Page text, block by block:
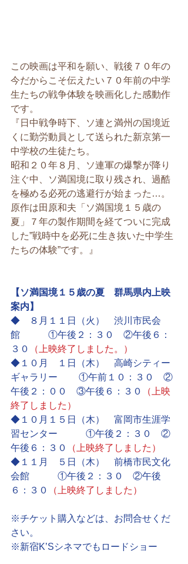
この映画は平和を願い、戦後７０年の
今だからこそ伝えたい７０年前の中学
生たちの戦争体験を映画化した感動作
です。
『日中戦争時下、ソ連と満州の国境近
くに勤労動員として送られた新京第一
中学校の生徒たち。
昭和２０年８月、ソ連軍の爆撃が降り
注ぐ中、ソ満国境に取り残され、過酷
を極める必死の逃避行が始まった…。
原作は田原和夫「ソ満国境１５歳の
夏」７年の製作期間を経てついに完成
した”戦時中を必死に生き抜いた中学生
たちの体験”です。』
【ソ満国境１５歳の夏　群馬県内上映
案内】
◆　８月１１日（火）　渋川市民会
館　　　①午後２：３０　②午後６：
３０
（上映終了しました。）
◆１０月　１日（木）　高崎シティー
ギャラリー　　 ①午前１０：３０　②
午後２：００　③午後６：３０
（上映
終了しました）
◆１０月１５日（木）　富岡市生涯学
習センター　　　①午後２：３０　②
午後６：３０
（上映終了しました）
◆１１月　５日（木）　前橋市民文化
会館　　　①午後２：３０　②午後
６：３０
（上映終了しました）
※チケット購入などは、お問合せくだ
さい。
※新宿K’Sシネマでもロードショー